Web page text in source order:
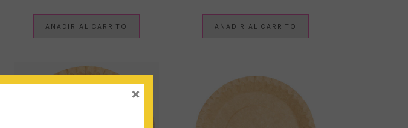
AÑADIR AL CARRITO AÑADIR AL CARRITO
×